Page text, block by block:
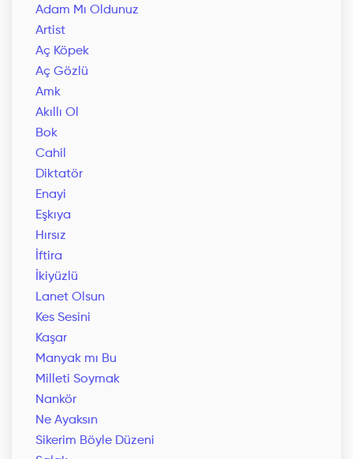
Adam Mı Oldunuz
Artist
Aç Köpek
Aç Gözlü
Amk
Akıllı Ol
Bok
Cahil
Diktatör
Enayi
Eşkıya
Hırsız
İftira
İkiyüzlü
Lanet Olsun
Kes Sesini
Kaşar
Manyak mı Bu
Milleti Soymak
Nankör
Ne Ayaksın
Sikerim Böyle Düzeni